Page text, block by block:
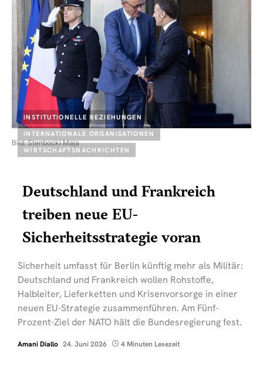
Bild: Stenbocki Maja
INSTITUTIONELLE BEZIEHUNGEN
INTERNATIONALE ORGANISATIONEN
WIRTSCHAFTSNACHRICHTEN
Deutschland und Frankreich
treiben neue EU-
Sicherheitsstrategie voran
Sicherheit umfasst für Berlin künftig mehr als Militär:
Deutschland und Frankreich wollen Rohstoffe,
Halbleiter, Lieferketten und Krisenvorsorge in einer
neuen EU-Strategie zusammenführen. Am Fünf-
Prozent-Ziel der NATO hält die Bundesregierung fest.
Amani Diallo 24. Juni 2026 4 Minuten Lesezeit